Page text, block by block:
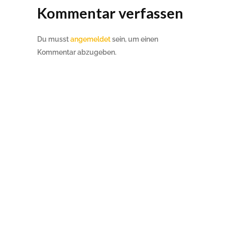
Kommentar verfassen
Du musstangemeldetsein, um einen
Kommentar abzugeben.